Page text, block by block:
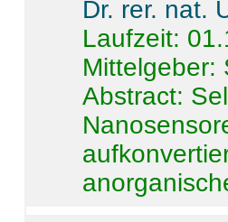
Dr. rer. nat.
Laufzeit:
Mittelgeber:
Abstract: